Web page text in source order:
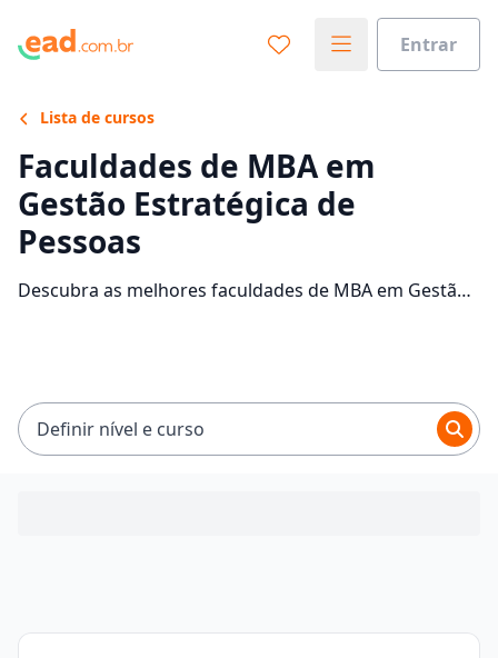
Entrar
Lista de cursos
Faculdades de MBA em
Gestão Estratégica de
Pessoas
Descubra as melhores faculdades de MBA em Gestão
Definir nível e curso